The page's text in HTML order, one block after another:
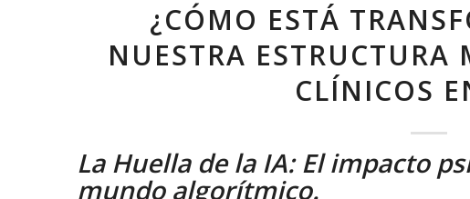
¿CÓMO ESTÁ
NUESTRA ESTRUCTURA
CLÍNICOS
La Huella de la IA: El impacto
mundo algorítmico.